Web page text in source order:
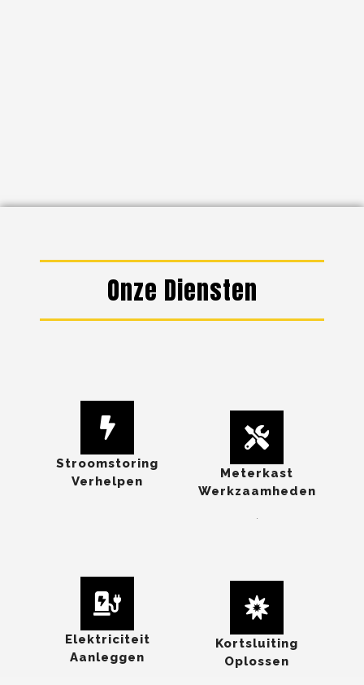
Onze Diensten
Stroomstoring
Verhelpen
Meterkast
Werkzaamheden
Elektriciteit
Aanleggen
Kortsluiting
Oplossen